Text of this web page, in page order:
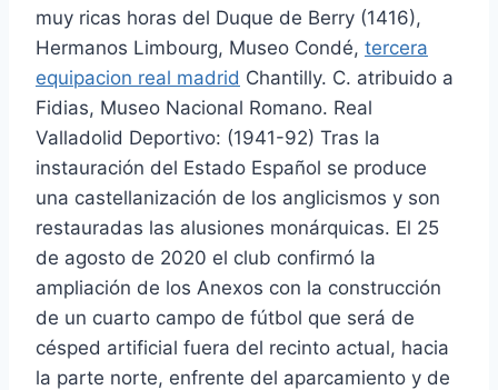
muy ricas horas del Duque de Berry (1416),
Hermanos Limbourg, Museo Condé, tercera
equipacion real madrid Chantilly. C. atribuido a
Fidias, Museo Nacional Romano. Real
Valladolid Deportivo: (1941-92) Tras la
instauración del Estado Español se produce
una castellanización de los anglicismos y son
restauradas las alusiones monárquicas. El 25
de agosto de 2020 el club confirmó la
ampliación de los Anexos con la construcción
de un cuarto campo de fútbol que será de
césped artificial fuera del recinto actual, hacia
la parte norte, enfrente del aparcamiento y de